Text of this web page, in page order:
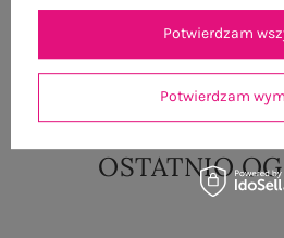
ZWROTY I REKLAMACJE
OSTATNIO
Potwierdzam
Potwierdzam